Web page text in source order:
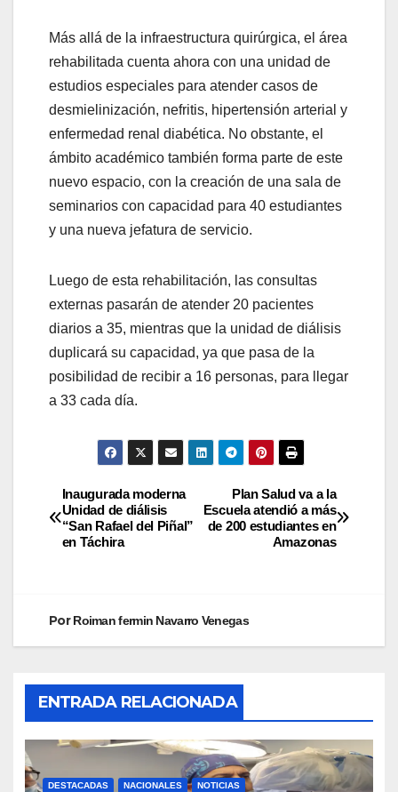
Más allá de la infraestructura quirúrgica, el área
rehabilitada cuenta ahora con una unidad de
estudios especiales para atender casos de
desmielinización, nefritis, hipertensión arterial y
enfermedad renal diabética. No obstante, el
ámbito académico también forma parte de este
nuevo espacio, con la creación de una sala de
seminarios con capacidad para 40 estudiantes
y una nueva jefatura de servicio.
Luego de esta rehabilitación, las consultas
externas pasarán de atender 20 pacientes
diarios a 35, mientras que la unidad de diálisis
duplicará su capacidad, ya que pasa de la
posibilidad de recibir a 16 personas, para llegar
a 33 cada día.
Plan Salud va a la
Escuela atendió a más
de 200 estudiantes en
Amazonas
Inaugurada moderna
Unidad de diálisis
“San Rafael del Piñal”
en Táchira
PorRoiman fermin Navarro Venegas
ENTRADA RELACIONADA
DESTACADAS NACIONALES NOTICIAS